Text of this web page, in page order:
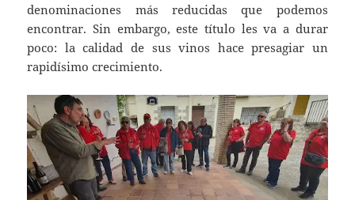
denominaciones más reducidas que podemos
encontrar. Sin embargo, este título les va a durar
poco: la calidad de sus vinos hace presagiar un
rapidísimo crecimiento.